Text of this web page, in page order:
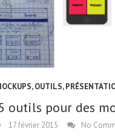
,OUTILS,
outils pour des
17 février 2015 No